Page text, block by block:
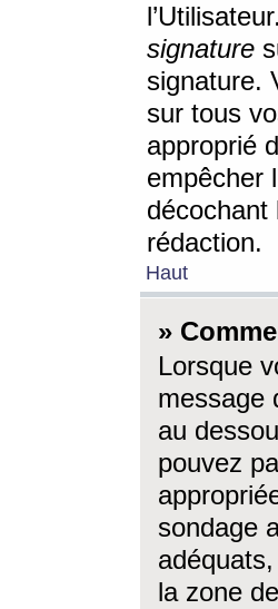
signature
signature.
sur tous
approprié
empêcher
décochant
rédaction.
Haut
»
Lorsque
message
au
pouvez
sondage
la zone